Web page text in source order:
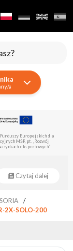
a
Europejskich dla
MŚP, pt. „Rozwój
rynkach eksportowych”
Czytaj dalej
2X-SOLO-200